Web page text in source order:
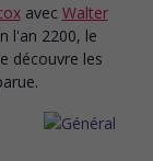
avec Walter
l'an 2200, le
découvre les